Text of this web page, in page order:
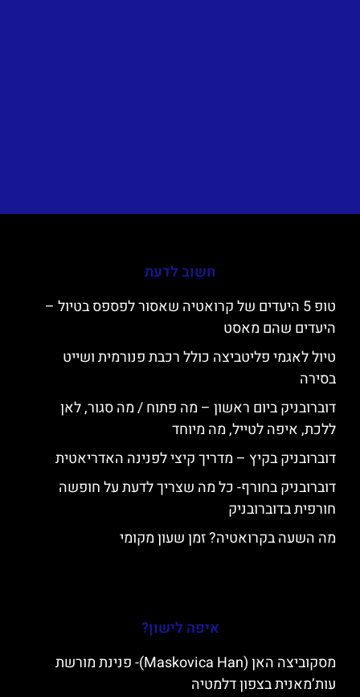
חשוב לדעת
טופ 5 היעדים של קרואטיה שאסור לפספס בטיול –
היעדים שהם מאסט
טיול לאגמי פליטביצה כולל רכבת פנורמית ושייט
בסירה
דוברובניק ביום ראשון – מה פתוח / מה סגור, לאן
ללכת, איפה לטייל, מה מיוחד
דוברובניק בקיץ – מדריך קיצי לפנינה האדריאטית
דוברובניק בחורף- כל מה שצריך לדעת על חופשה
חורפית בדוברובניק
מה השעה בקרואטיה? זמן שעון מקומי
איפה לישון?
מסקוביצה האן (Maskovica Han)- פנינת מורשת
עות’מאנית בצפון דלמטיה